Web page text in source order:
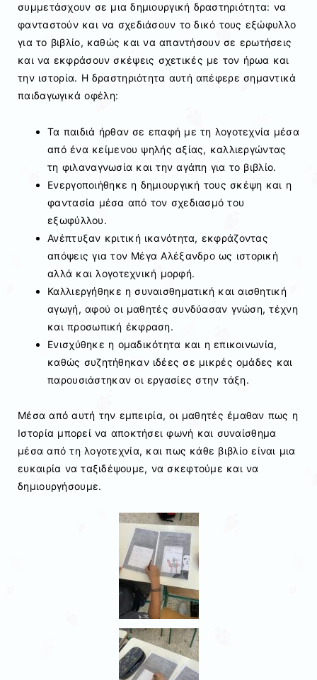
συμμετάσχουν σε μια δημιουργική δραστηριότητα: να
φανταστούν και να σχεδιάσουν το δικό τους εξώφυλλο
για το βιβλίο, καθώς και να απαντήσουν σε ερωτήσεις
και να εκφράσουν σκέψεις σχετικές με τον ήρωα και
την ιστορία. Η δραστηριότητα αυτή απέφερε σημαντικά
παιδαγωγικά οφέλη:
Τα παιδιά ήρθαν σε επαφή με τη λογοτεχνία μέσα
από ένα κείμενου ψηλής αξίας, καλλιεργώντας
τη φιλαναγνωσία και την αγάπη για το βιβλίο.
Ενεργοποιήθηκε η δημιουργική τους σκέψη και η
φαντασία μέσα από τον σχεδιασμό του
εξωφύλλου.
Ανέπτυξαν κριτική ικανότητα, εκφράζοντας
απόψεις για τον Μέγα Αλέξανδρο ως ιστορική
αλλά και λογοτεχνική μορφή.
Καλλιεργήθηκε η συναισθηματική και αισθητική
αγωγή, αφού οι μαθητές συνδύασαν γνώση, τέχνη
και προσωπική έκφραση.
Ενισχύθηκε η ομαδικότητα και η επικοινωνία,
καθώς συζητήθηκαν ιδέες σε μικρές ομάδες και
παρουσιάστηκαν οι εργασίες στην τάξη.
Μέσα από αυτή την εμπειρία, οι μαθητές έμαθαν πως η
Ιστορία μπορεί να αποκτήσει φωνή και συναίσθημα
μέσα από τη λογοτεχνία, και πως κάθε βιβλίο είναι μια
ευκαιρία να ταξιδέψουμε, να σκεφτούμε και να
δημιουργήσουμε.